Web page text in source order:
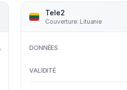
Tele2
Couverture: Lituanie
DONNÉES
VALIDITÉ